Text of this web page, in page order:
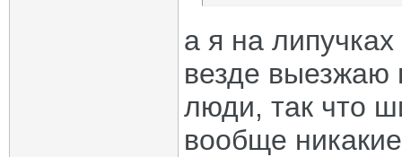
а я на
везде выезжаю
люди, так что
вообще